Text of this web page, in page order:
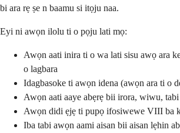
bi ara rẹ ṣe n baamu si itọju naa.
Eyi ni awọn ilolu ti o pọju lati mọ:
Awọn aati inira ti o wa lati sisu awọ ara
o lagbara
Idagbasoke ti awọn idena (awọn ara ti o
Awọn aati aaye abẹrẹ bii irora, wiwu,
Awọn didi ẹjẹ ti pupọ ifosiwewe VIII ba
Iba tabi awọn aami aisan bii aisan lẹhin